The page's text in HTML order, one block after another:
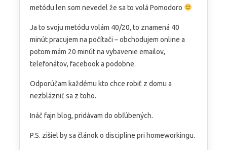
metódu len som nevedel že sa to volá Pomodoro
Ja to svoju metódu volám 40/20, to znamená 40
minút pracujem na počítači – obchodujem online a
potom mám 20 minút na vybavenie emailov,
telefonátov, facebook a podobne.
Odporúčam každému kto chce robiť z domu a
nezblázniť sa z toho.
Ináč fajn blog, pridávam do obľúbených.
P.S. zišiel by sa článok o disciplíne pri homeworkingu.